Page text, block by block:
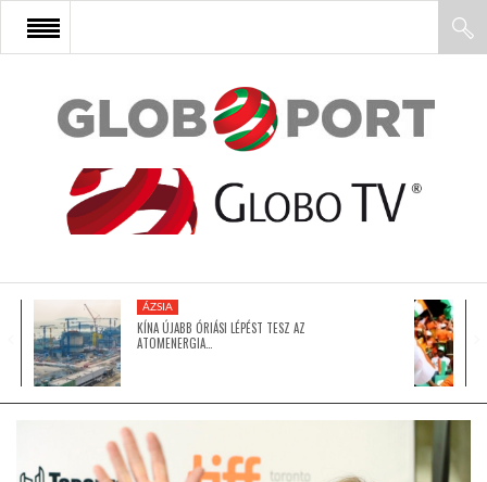
FŐOLDAL
AFRIKA
ÁZSIA
LATIN-AMERIKA
ÁZSIA
KÍNA ÚJABB ÓRIÁSI LÉPÉST TESZ AZ
ATOMENERGIA…